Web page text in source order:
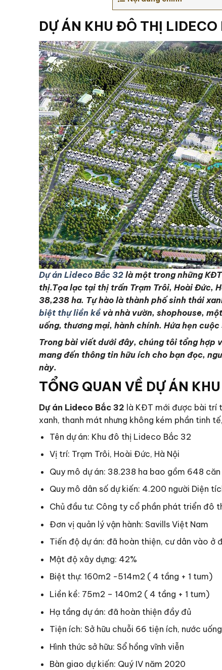
DỰ ÁN KHU ĐÔ THỊ
Dự án Lideco Bắc 32 là một trong những
thị.Tọa lạc tại thị trấn Trạm Trôi, Hoài Đức,
38,238 ha. Tự hào là thành phố sinh thái
biệt thự liền kề và nhà vườn, shophouse,
uống, thương mại, hành chính. Hứa hẹn
Trong bài viết dưới đây, chúng tôi tổng hợp
mang đến thông tin hữu ích cho bạn đọc,
này.
TỔNG QUAN VỀ DỰ ÁN
Dự án Lideco Bắc 32 là KĐT mới được bài trí
xanh, thanh mát nhưng không kém phần tinh
Tên dự án: Khu đô thị Lideco Bắc 32
Vị trí: Trạm Trôi, Hoài Đức, Hà Nội
Quy mô dự án: 38.238 ha bao gồm 648
Quy mô dân số dự kiến: 4.200 người Diện
Chủ đầu tư: Công ty cổ phần phát triển đô
Đơn vị quản lý vận hành: Savills Việt Nam
Tiến độ dự án: đã hoàn thiện, cư dân vào ở
Mật độ xây dựng: 42%
Biệt thự: 160m2 -514m2 ( 4 tầng + 1 tum)
Liền kề: 75m2 – 140m2 ( 4 tầng + 1 tum)
Hạ tầng dự án: đã hoàn thiện đầy đủ
Tiện ích: Sở hữu chuỗi 66 tiện ích, nước
Hình thức sở hữu: Sổ hồng vĩnh viễn
Bàn giao dự kiến: Quý IV năm 2020